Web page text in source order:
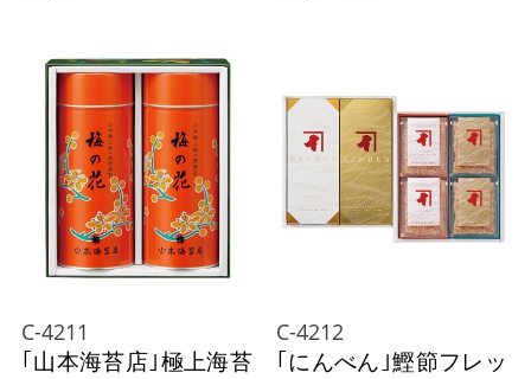
C-4211
｢山本海苔店｣極上海苔
C-4212
｢にんべん｣鰹節フレッ